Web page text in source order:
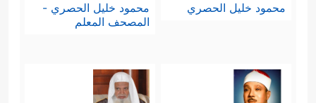
محمود خليل الحصري
محمود خليل الحصري -
المصحف المعلم